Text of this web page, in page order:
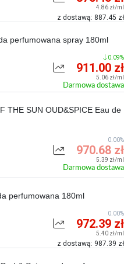
4.86 zł/ml
z dostawą: 887.45 zł
perfumowana spray 180ml
911.00 zł
5.06 zł/ml
Darmowa dostawa
0.09%
THE SUN OUD&SPICE Eau de
970.68 zł
5.39 zł/ml
Darmowa dostawa
0.00%
perfumowana 180ml
972.39 zł
5.40 zł/ml
z dostawą: 987.39 zł
0.00%